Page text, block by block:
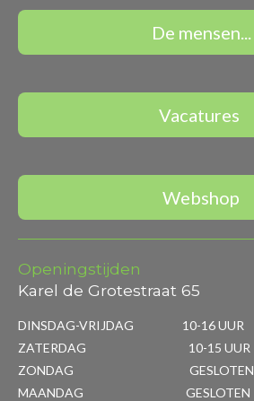
De mensen...
Vacatures
Webshop
Openingstijden
Karel de Grotestraat 65
DINSDAG-VRIJDAG 10-16 UUR
ZATERDAG 10-15 UUR
ZONDAG GESLOTEN
MAANDAG GESLOTEN